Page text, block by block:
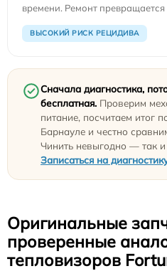
времени. Ремонт превращается
ВЫСОКИЙ РИСК РЕЦИДИВА
Сначала диагностика,
бесплатная. Проверим
питание, посчитаем итог
Барнауле и честно
Чинить невыгодно — так
Записаться на
Оригинальные
проверенные
тепловизоров